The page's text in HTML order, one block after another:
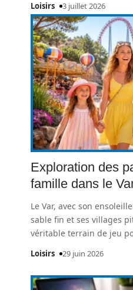
Loisirs 3 juillet 2026
Exploration des
famille dans le
Le Var, avec son
sable fin et ses villages
véritable terrain de jeu
Loisirs 29 juin 2026